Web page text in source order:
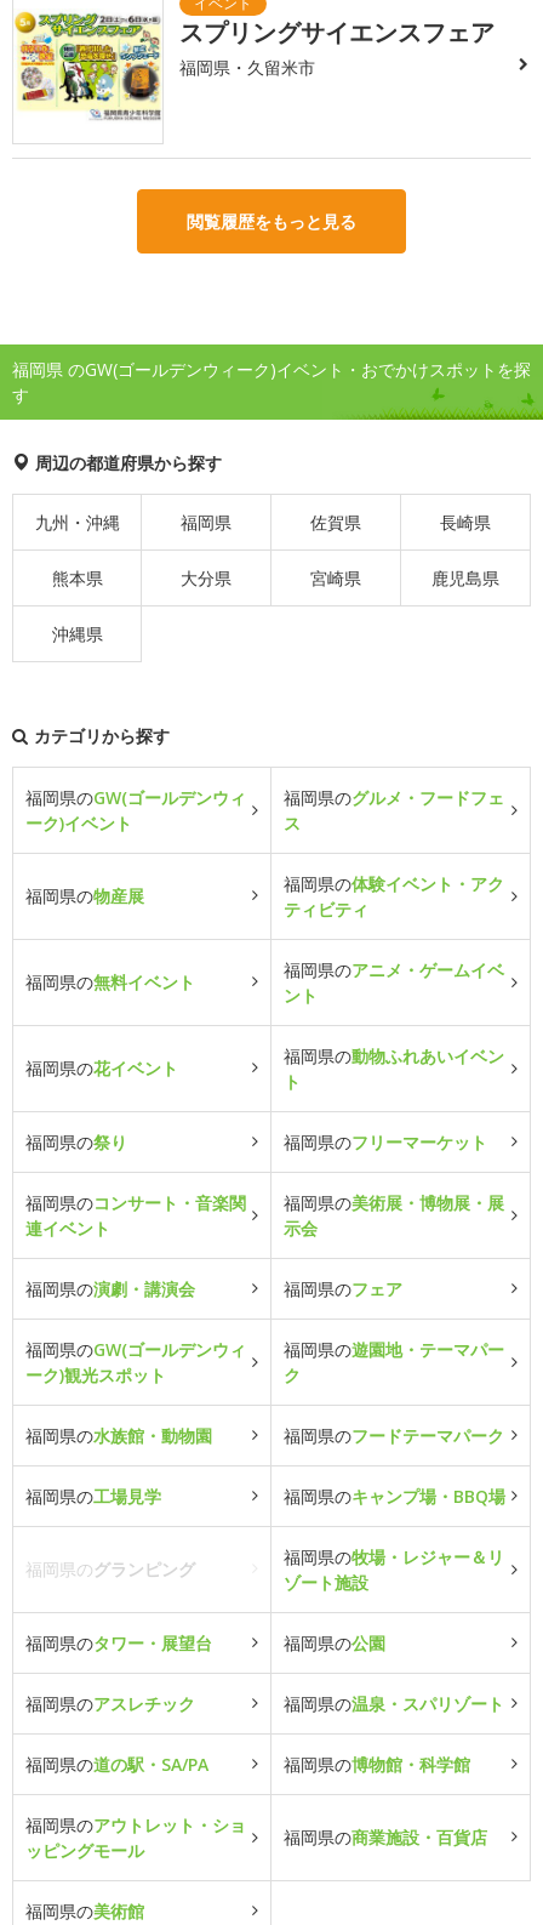
スプリングサイエンスフェア
福岡県・久留米市
閲覧履歴をもっと見る
福岡県 のGW(ゴールデンウィーク)イベント・おでかけスポットを探
す
周辺の都道府県から探す
九州・沖縄 福岡県 佐賀県 長崎県
熊本県 大分県 宮崎県 鹿児島県
沖縄県
カテゴリから探す
福岡県のGW(ゴールデンウィ
ーク)イベント
福岡県のグルメ・フードフェ
ス
福岡県の物産展
福岡県の体験イベント・アク
ティビティ
福岡県の無料イベント
福岡県のアニメ・ゲームイベ
ント
福岡県の花イベント
福岡県の動物ふれあいイベン
ト
福岡県の祭り 福岡県のフリーマーケット
福岡県のコンサート・音楽関
連イベント
福岡県の美術展・博物展・展
示会
福岡県の演劇・講演会 福岡県のフェア
福岡県のGW(ゴールデンウィ
ーク)観光スポット
福岡県の遊園地・テーマパー
ク
福岡県の水族館・動物園 福岡県のフードテーマパーク
福岡県の工場見学 福岡県のキャンプ場・BBQ場
福岡県のグランピング
福岡県の牧場・レジャー＆リ
ゾート施設
福岡県のタワー・展望台 福岡県の公園
福岡県のアスレチック 福岡県の温泉・スパリゾート
福岡県の道の駅・SA/PA 福岡県の博物館・科学館
福岡県のアウトレット・ショ
ッピングモール
福岡県の商業施設・百貨店
福岡県の美術館